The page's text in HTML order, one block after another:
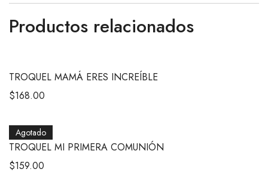
Productos relacionados
TROQUEL MAMÁ ERES INCREÍBLE
$168.00
Agotado
TROQUEL MI PRIMERA COMUNIÓN
$159.00